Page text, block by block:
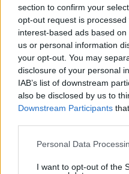
section to confirm your
opt-out request is
interest-based ads based
us or personal information
your opt-out. You may
disclosure of your personal
IAB’s list of downstream
also be disclosed by us to
Downstream Participants
Please note that this
not limited to your visit or
Personal Data
I want to opt-out of the
Όλα ξεκίνησαν
29.11.2022, 05:53
Από μια στημένη
καλοκαίρι του 2021 ήταν
θα τον έπαιρνε ποτέ όχι
αλλά ούτε να του
Πουλημένα κορμιά,
ΑΠΑΝΤΗΣΗ
29.11.2022, 06:08
Έφαγες και συ και